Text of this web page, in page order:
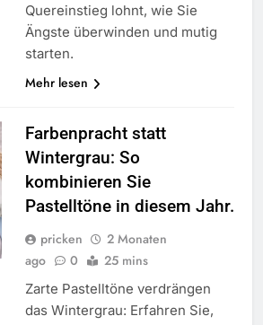
Quereinstieg lohnt, wie Sie
Ängste überwinden und mutig
starten.
Mehr lesen
Farbenpracht statt
Wintergrau: So
kombinieren Sie
Pastelltöne in diesem Jahr.
pricken
2 Monaten
ago
0 25 mins
Zarte Pastelltöne verdrängen
das Wintergrau: Erfahren Sie,